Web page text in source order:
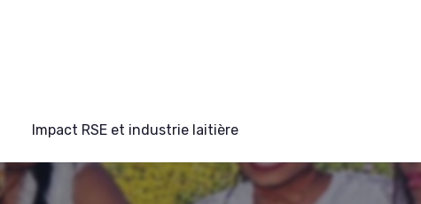
Impact RSE et industrie laitière